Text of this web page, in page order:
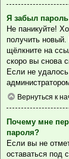
Я забыл
Не паникуйте!
получить
щёлкните на
скоро вы снова
Если не
Вернуться к
Почему мне
пароля?
Если вы не
оставаться под